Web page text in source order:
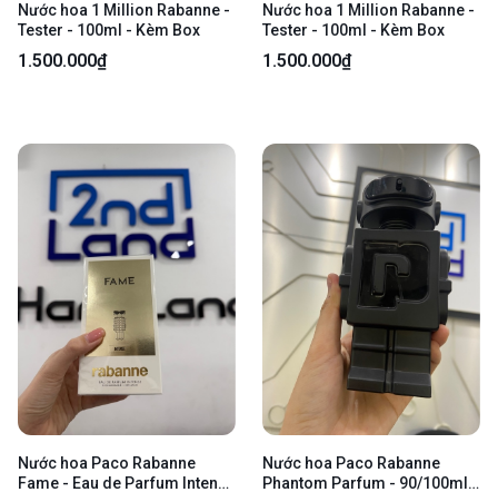
Nước hoa 1 Million Rabanne -
Tester - 100ml - Kèm Box
1.500.000₫
Nước hoa 1 Million Rabanne -
Tester - 100ml - Kèm Box
1.500.000₫
Nước hoa Paco Rabanne
Fame - Eau de Parfum Intense
Nước hoa Paco Rabanne
Phantom Parfum - 90/100ml -